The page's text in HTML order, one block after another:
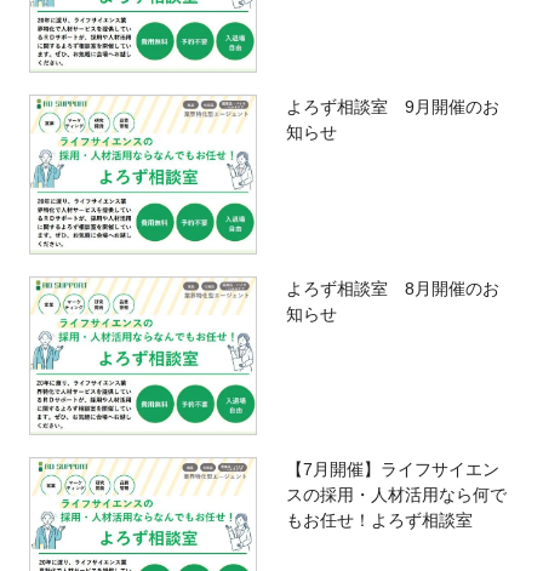
よろず相談室 9月開催のお
知らせ
よろず相談室 8月開催のお
知らせ
【7月開催】ライフサイエン
スの採用・人材活用なら何で
もお任せ！よろず相談室